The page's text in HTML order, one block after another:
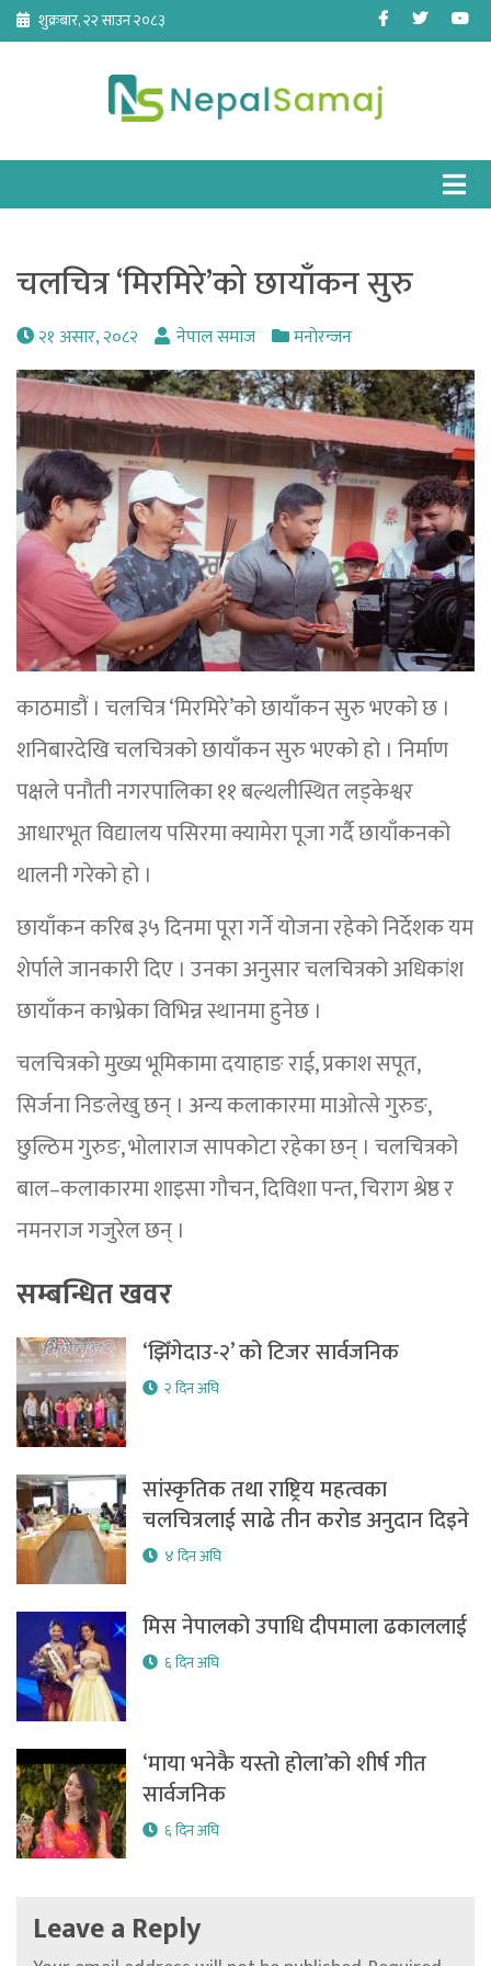
Skip
content
शुक्रबार, २२ साउन २०८३ Facebook
Twitter
चलचित्र ‘मिरमिरे’को छायाँकन सुरु
२१ असार, २०८२ नेपाल समाज मनोरन्जन
काठमाडौं । चलचित्र ‘मिरमिरे’को छायाँकन सुरु भएको छ ।
शनिबारदेखि चलचित्रको छायाँकन सुरु भएको हो । निर्माण
पक्षले पनौती नगरपालिका ११ बल्थलीस्थित लड्केश्वर
आधारभूत विद्यालय पसिरमा क्यामेरा पूजा गर्दै छायाँकनको
थालनी गरेको हो ।
छायाँकन करिब ३५ दिनमा पूरा गर्ने योजना रहेको निर्देशक यम
शेर्पाले जानकारी दिए । उनका अनुसार चलचित्रको अधिकांश
छायाँकन काभ्रेका विभिन्न स्थानमा हुनेछ ।
चलचित्रको मुख्य भूमिकामा दयाहाङ राई, प्रकाश सपूत,
सिर्जना निङलेखु छन् । अन्य कलाकारमा माओत्से गुरुङ,
छुल्ठिम गुरुङ, भोलाराज सापकोटा रहेका छन् । चलचित्रको
बाल–कलाकारमा शाइसा गौचन, दिविशा पन्त, चिराग श्रेष्ठ र
नमनराज गजुरेल छन् ।
सम्बन्धित खवर
‘झिँगेदाउ-२’ को टिजर सार्वजनिक
२ दिन अघि
सांस्कृतिक तथा राष्ट्रिय महत्वका
चलचित्रलाई साढे तीन करोड अनुदान दिइने
४ दिन अघि
मिस नेपालको उपाधि दीपमाला ढकाललाई
६ दिन अघि
‘माया भनेकै यस्तो होला’को शीर्ष गीत
सार्वजनिक
६ दिन अघि
Leave a Reply